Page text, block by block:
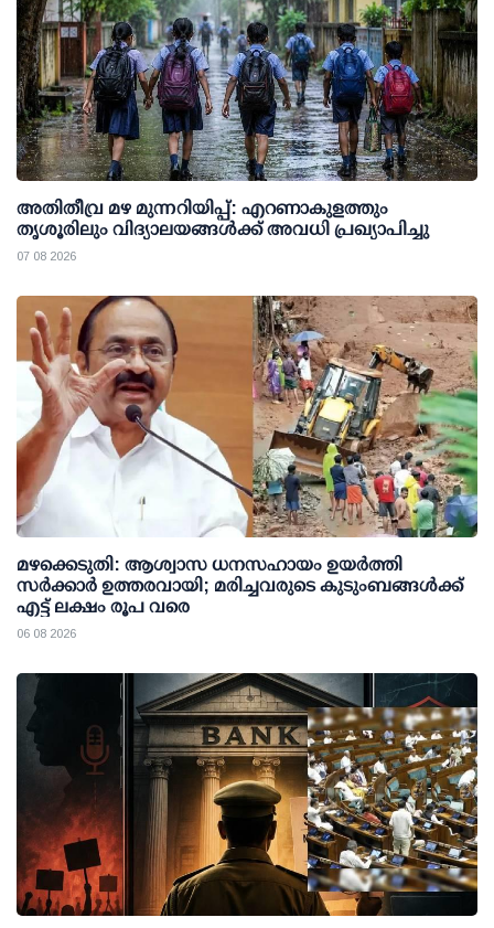
അതിതീവ്ര മഴ മുന്നറിയിപ്പ്: എറണാകുളത്തും
തൃശൂരിലും വിദ്യാലയങ്ങള്‍ക്ക് അവധി പ്രഖ്യാപിച്ചു
07 08 2026
മഴക്കെടുതി: ആശ്വാസ ധനസഹായം ഉയര്‍ത്തി
സര്‍ക്കാര്‍ ഉത്തരവായി; മരിച്ചവരുടെ കുടുംബങ്ങള്‍ക്ക്
എട്ട് ലക്ഷം രൂപ വരെ
06 08 2026